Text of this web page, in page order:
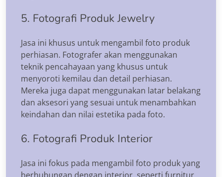
5. Fotografi Produk Jewelry
Jasa ini khusus untuk mengambil foto produk
perhiasan. Fotografer akan menggunakan
teknik pencahayaan yang khusus untuk
menyoroti kemilau dan detail perhiasan.
Mereka juga dapat menggunakan latar belakang
dan aksesori yang sesuai untuk menambahkan
keindahan dan nilai estetika pada foto.
6. Fotografi Produk Interior
Jasa ini fokus pada mengambil foto produk yang